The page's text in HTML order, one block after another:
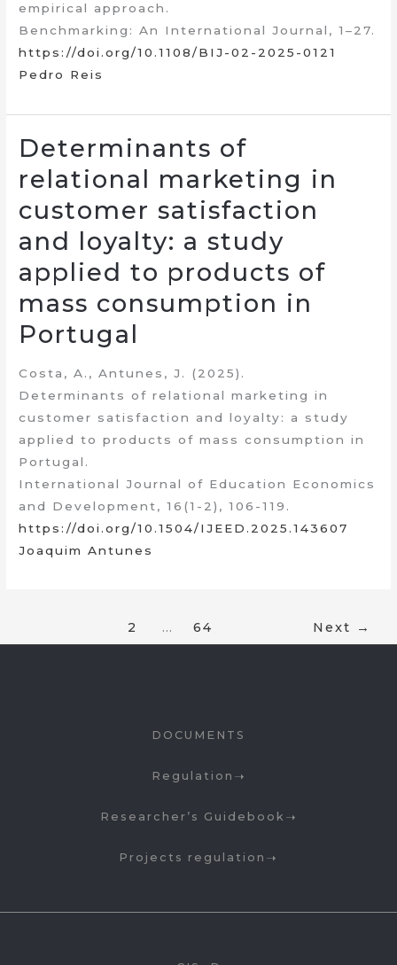
empirical approach.
Benchmarking: An International Journal, 1–27.
https://doi.org/10.1108/BIJ-02-2025-0121
Pedro Reis
Determinants of
relational marketing in
customer satisfaction
and loyalty: a study
applied to products of
mass consumption in
Portugal
Costa, A., Antunes, J. (2025).
Determinants of relational marketing in
customer satisfaction and loyalty: a study
applied to products of mass consumption in
Portugal.
International Journal of Education Economics
and Development, 16(1-2), 106-119.
https://doi.org/10.1504/IJEED.2025.143607
Joaquim Antunes
2 … 64 Next →
DOCUMENTS
Regulation
Researcher’s Guidebook
Projects regulation